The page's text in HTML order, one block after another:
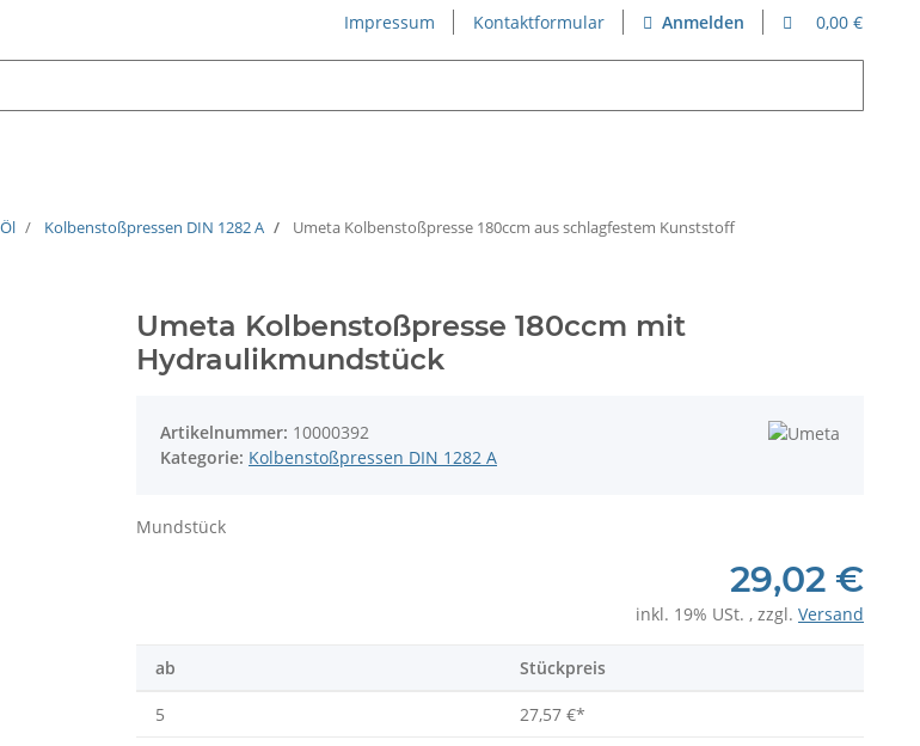
Impressum Kontaktformular Anmelden 0,00 €
Kolbenstoßpressen DIN 1282 A Umeta Kolbenstoßpresse 180ccm aus schlagfestem Kunststoff
Umeta Kolbenstoßpresse 180ccm mit
Hydraulikmundstück
Artikelnummer: 10000392
Kategorie: Kolbenstoßpressen DIN 1282 A
Mundstück
29,02 €
inkl. 19% USt. , zzgl. Versand
ab Stückpreis
5 27,57 €*